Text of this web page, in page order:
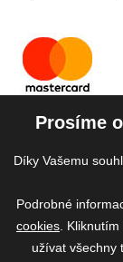
Prosíme
Díky Vašemu
Podrobné
cookies .
užívat všechny